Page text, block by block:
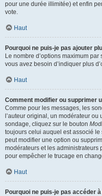
pour une durée illimitée) et enfin
vote.
Haut
Pourquoi ne puis-je pas ajouter
Le nombre d’options maximum
vous avez besoin d’indiquer plus
Haut
Comment modifier ou supprimer
Comme pour les messages, les
l’auteur original, un modérateur
sondage, cliquez sur le bouton
toujours celui auquel est associé le
peut modifier une option ou
modérateurs et les administrateurs
pour empêcher le trucage en
Haut
Pourquoi ne puis-je pas accéder